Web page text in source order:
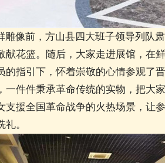
像前，方山县四大班子领导列队
献花篮。随后，大家走进展馆，在
的指引下，怀着崇敬的心情参观了
一件件秉承革命传统的实物，把大
支援全国革命战争的火热场景，让
。